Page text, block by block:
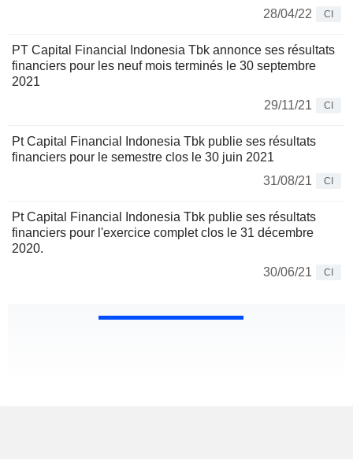
28/04/22
CI
PT Capital Financial Indonesia Tbk annonce ses résultats
financiers pour les neuf mois terminés le 30 septembre
2021
29/11/21
CI
Pt Capital Financial Indonesia Tbk publie ses résultats
financiers pour le semestre clos le 30 juin 2021
31/08/21
CI
Pt Capital Financial Indonesia Tbk publie ses résultats
financiers pour l'exercice complet clos le 31 décembre
2020.
30/06/21
CI